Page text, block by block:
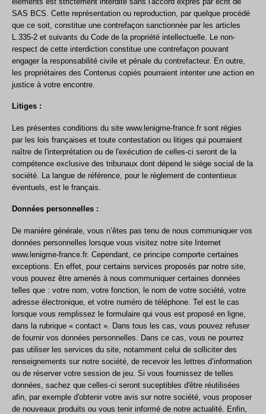
SAS BCS. Cette représentation ou reproduction, par quelque procédé
que ce soit, constitue une contrefaçon sanctionnée par les articles
L.335-2 et suivants du Code de la propriété intellectuelle. Le non-
respect de cette interdiction constitue une contrefaçon pouvant
engager la responsabilité civile et pénale du contrefacteur. En outre,
les propriétaires des Contenus copiés pourraient intenter une action en
justice à votre encontre.
Litiges :
Les présentes conditions du site www.lenigme-france.fr sont régies
par les lois françaises et toute contestation ou litiges qui pourraient
naître de l'interprétation ou de l'exécution de celles-ci seront de la
compétence exclusive des tribunaux dont dépend le siège social de la
société. La langue de référence, pour le règlement de contentieux
éventuels, est le français.
Données personnelles :
De manière générale, vous n’êtes pas tenu de nous communiquer vos
données personnelles lorsque vous visitez notre site Internet
www.lenigme-france.fr. Cependant, ce principe comporte certaines
exceptions. En effet, pour certains services proposés par notre site,
vous pouvez être amenés à nous communiquer certaines données
telles que : votre nom, votre fonction, le nom de votre société, votre
adresse électronique, et votre numéro de téléphone. Tel est le cas
lorsque vous remplissez le formulaire qui vous est proposé en ligne,
dans la rubrique « contact ». Dans tous les cas, vous pouvez refuser
de fournir vos données personnelles. Dans ce cas, vous ne pourrez
pas utiliser les services du site, notamment celui de solliciter des
renseignements sur notre société, de recevoir les lettres d’information
ou de réserver votre session de jeu. Si vous fournissez de telles
données, sachez que celles-ci seront suceptibles d'être réutilisées
afin, par exemple d'obtenir votre avis sur notre société, vous proposer
de nouveaux produits ou vous tenir informé de notre actualité. Enfin,